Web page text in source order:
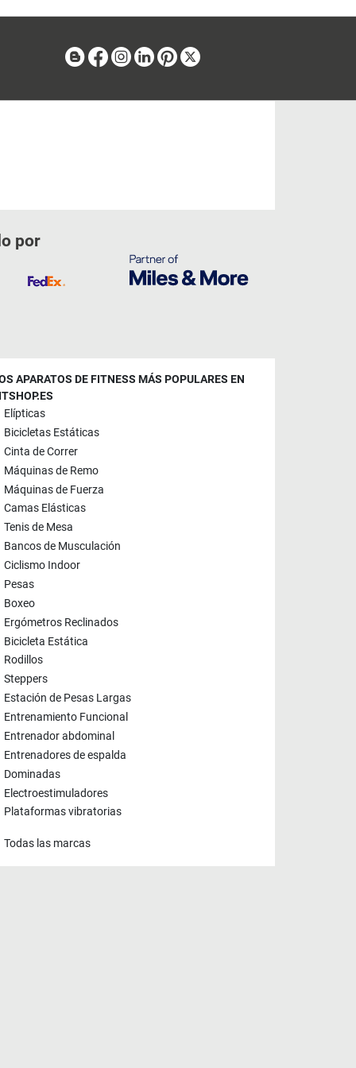
BlogFacebook
Instagram
LinkedinPinterest
por
APARATOS DE FITNESS MÁS POPULARES EN
Elípticas
Bicicletas Estáticas
Cinta de Correr
Máquinas de Remo
Máquinas de Fuerza
Camas Elásticas
Tenis de Mesa
Bancos de Musculación
Ciclismo Indoor
Pesas
Boxeo
Ergómetros Reclinados
Bicicleta Estática
Rodillos
Steppers
Estación de Pesas Largas
Entrenamiento Funcional
Entrenador abdominal
Entrenadores de espalda
Dominadas
Electroestimuladores
Plataformas vibratorias
Todas las marcas